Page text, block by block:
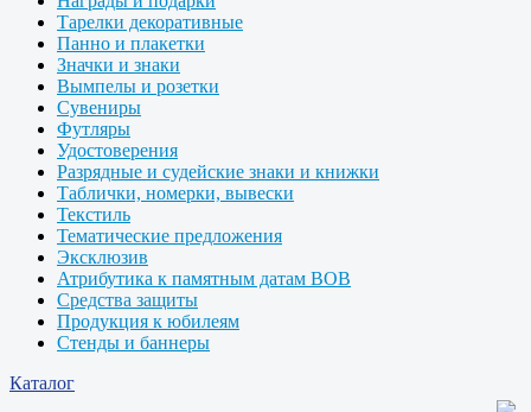
Тарелки декоративные
Панно и плакетки
Значки и знаки
Вымпелы и розетки
Сувениры
Футляры
Удостоверения
Разрядные и судейские знаки и книжки
Таблички, номерки, вывески
Текстиль
Тематические предложения
Эксклюзив
Атрибутика к памятным датам ВОВ
Средства защиты
Продукция к юбилеям
Стенды и баннеры
Каталог